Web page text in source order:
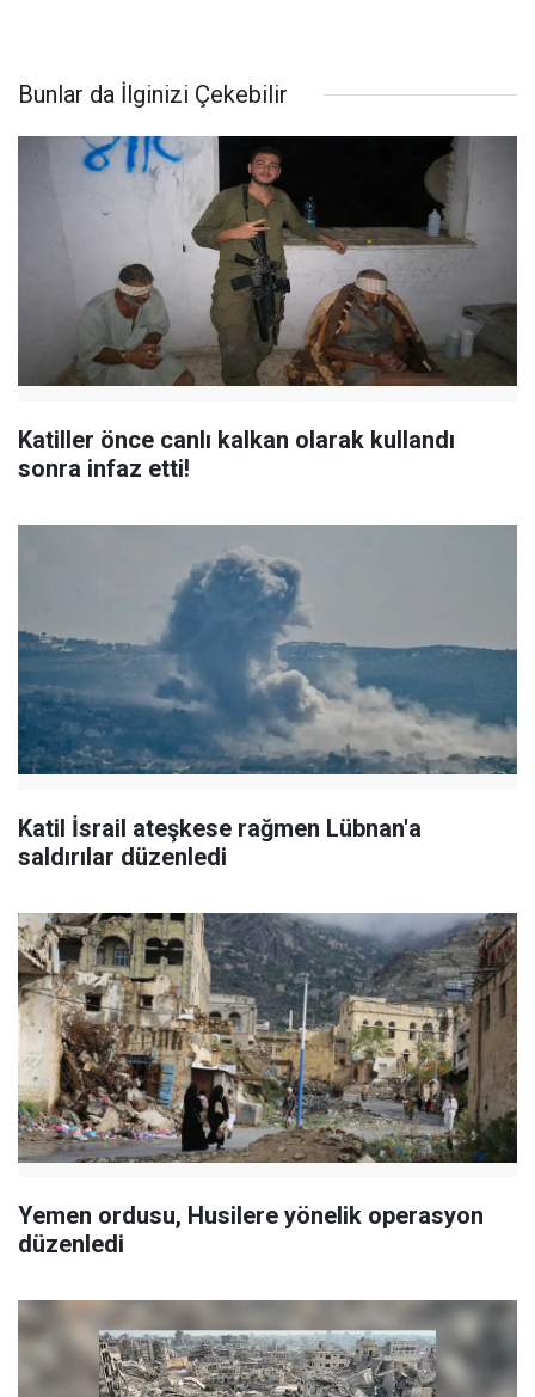
Bunlar da İlginizi Çekebilir
Katiller önce canlı kalkan olarak kullandı
sonra infaz etti!
Katil İsrail ateşkese rağmen Lübnan'a
saldırılar düzenledi
Yemen ordusu, Husilere yönelik operasyon
düzenledi